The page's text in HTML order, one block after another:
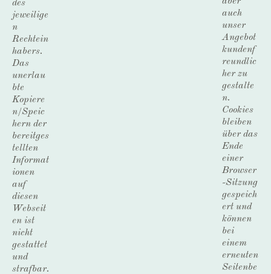
des
jeweilige
n
Rechtein
habers.
Das
unerlau
bte
Kopiere
n/Speic
hern der
bereitges
tellten
Informat
ionen
auf
diesen
Webseit
en ist
nicht
gestattet
und
strafbar.
auch
unser
Angebot
kundenf
reundlic
her zu
gestalte
n.
Cookies
bleiben
über das
Ende
einer
Browser
-Sitzung
gespeich
ert und
können
bei
einem
erneuten
Seitenbe